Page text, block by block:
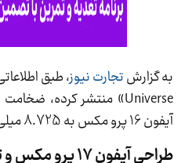
به گزارشتجارت نیوز
آیفون 16 پرو مکس به 8.725 میلی‌متر افزایش یافته است.
طراحی آیفون 17 پرو مکس و تغییرات احتمالی آن